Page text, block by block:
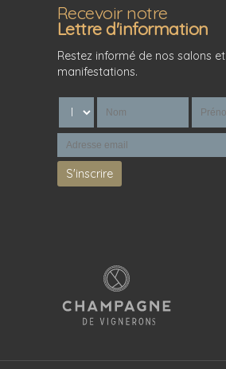
Recevoir notre
Lettre d'information
Restez informé de nos salons et
manifestations.